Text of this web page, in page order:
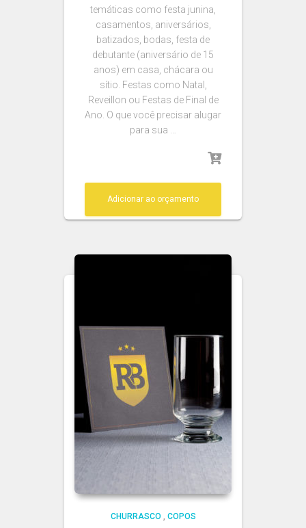
temáticas como festa junina,
casamentos, aniversários,
batizados, bodas, festa de
debutante (aniversário de 15
anos) em casa, chácara ou
sítio. Festas como Natal,
Reveillon ou Festas de Final de
Ano. O que você precisar alugar
para sua …
Adicionar ao orçamento
CHURRASCO, COPOS